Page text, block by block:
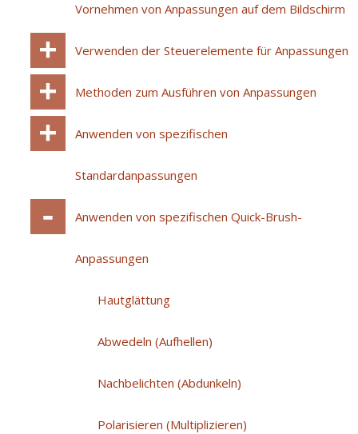
Vornehmen von Anpassungen auf dem Bildschirm
Verwenden der Steuerelemente für Anpassungen
Methoden zum Ausführen von Anpassungen
Anwenden von spezifischen
Standardanpassungen
Anwenden von spezifischen Quick-Brush-
Anpassungen
Hautglättung
Abwedeln (Aufhellen)
Nachbelichten (Abdunkeln)
Polarisieren (Multiplizieren)